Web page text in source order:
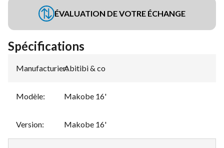
ÉVALUATION DE VOTRE ÉCHANGE
Spécifications
Manufacturier:
Abitibi & co
Modèle: Makobe 16'
Version: Makobe 16'